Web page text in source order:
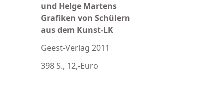
und Helge Martens
Grafiken von Schülern
aus dem Kunst-LK
Geest-Verlag 2011
398 S., 12,-Euro